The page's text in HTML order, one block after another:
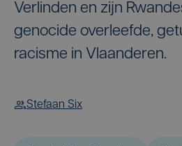
Verlinden en zijn
genocide overleefde,
racisme in Vlaanderen.
Stefaan Six